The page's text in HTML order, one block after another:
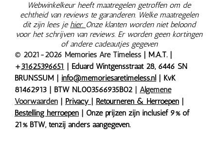
Webwinkelkeur heeft maatregelen getroffen om de
echtheid van reviews te garanderen. Welke maatregelen
dit zijn lees je hier. Onze klanten worden niet beloond
voor het schrijven van reviews. Er worden geen kortingen
of andere cadeautjes gegeven
© 2021-2026 Memories Are Timeless | M.A.T. |
+31625396651 | Eduard Wintgensstraat 28, 6446 SN
BRUNSSUM | info@memoriesaretimeless.nl | KvK
81462913 | BTW NL003566935B02 | Algemene
Voorwaarden | Privacy | Retourneren & Herroepen |
Bestelling herroepen | Onze prijzen zijn inclusief 9% of
21% BTW, tenzij anders aangegeven.